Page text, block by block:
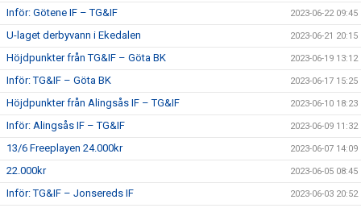
Inför: Götene IF – TG&IF 2023-06-22 09:45
U-laget derbyvann i Ekedalen 2023-06-21 20:15
Höjdpunkter från TG&IF – Göta BK 2023-06-19 13:12
Inför: TG&IF – Göta BK 2023-06-17 15:25
Höjdpunkter från Alingsås IF – TG&IF 2023-06-10 18:23
Inför: Alingsås IF – TG&IF 2023-06-09 11:32
13/6 Freeplayen 24.000kr 2023-06-07 14:09
22.000kr 2023-06-05 08:45
Inför: TG&IF – Jonsereds IF 2023-06-03 20:52